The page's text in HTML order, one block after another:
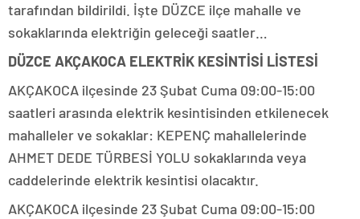
tarafından bildirildi. İşte DÜZCE ilçe mahalle ve
sokaklarında elektriğin geleceği saatler…
DÜZCE AKÇAKOCA ELEKTRİK KESİNTİSİ LİSTESİ
AKÇAKOCA ilçesinde 23 Şubat Cuma 09:00-15:00
saatleri arasında elektrik kesintisinden etkilenecek
mahalleler ve sokaklar: KEPENÇ mahallelerinde
AHMET DEDE TÜRBESİ YOLU sokaklarında veya
caddelerinde elektrik kesintisi olacaktır.
AKÇAKOCA ilçesinde 23 Şubat Cuma 09:00-15:00